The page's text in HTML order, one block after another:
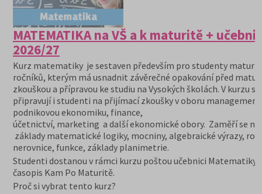
MATEMATIKA na VŠ a k maturitě +
2026/27
Kurz matematiky je sestaven především pro studenty
ročníků, kterým má usnadnit závěrečné opakování před
zkouškou a přípravou ke studiu na Vysokých školách. V kurzu se
připravují i studenti na přijímací zkoušky v oboru
podnikovou ekonomiku, finance,
účetnictví, marketing a další ekonomické obory. Zaměří se na
základy matematické logiky, mocniny, algebraické výrazy,
nerovnice, funkce, základy planimetrie.
Studenti dostanou v rámci kurzu poštou učebnici Matematiky
časopis Kam Po Maturitě.
Proč si vybrat tento kurz?